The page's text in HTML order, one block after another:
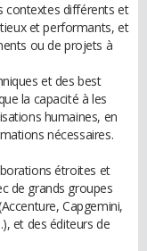
contextes différents et
et performants, et
ou de projets à
et des best
la capacité à les
humaines, en
nécessaires.
étroites et
de grands groupes
Capgemini,
et des éditeurs de